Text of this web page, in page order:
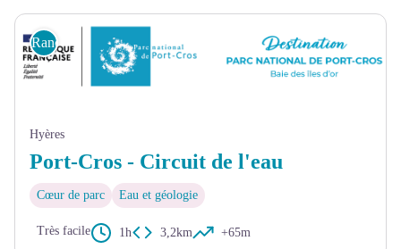
Randonnée
Hyères
Port-Cros - Circuit de l'eau
Cœur de parc Eau et géologie
Très facile 1h 3,2km +65m